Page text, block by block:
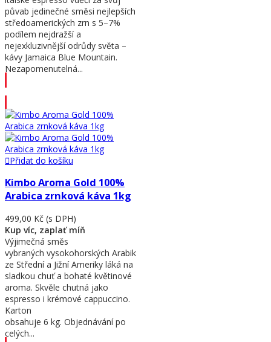
půvab jedinečné směsi nejlepších
středoamerických zrn s 5–7%
podílem nejdražší a
nejexkluzivnější odrůdy světa –
kávy Jamaica Blue Mountain.
Nezapomenutelná...
Přidat do košíku
Kimbo Aroma Gold 100%
Arabica zrnková káva 1kg
499,00 Kč (s DPH)
Kup víc, zaplať míň
Výjimečná směs
vybraných vysokohorských Arabik
ze Střední a Jižní Ameriky láká na
sladkou chuť a bohaté květinové
aroma. Skvěle chutná jako
espresso i krémové cappuccino.
Karton
obsahuje 6 kg. Objednávání po
celých...